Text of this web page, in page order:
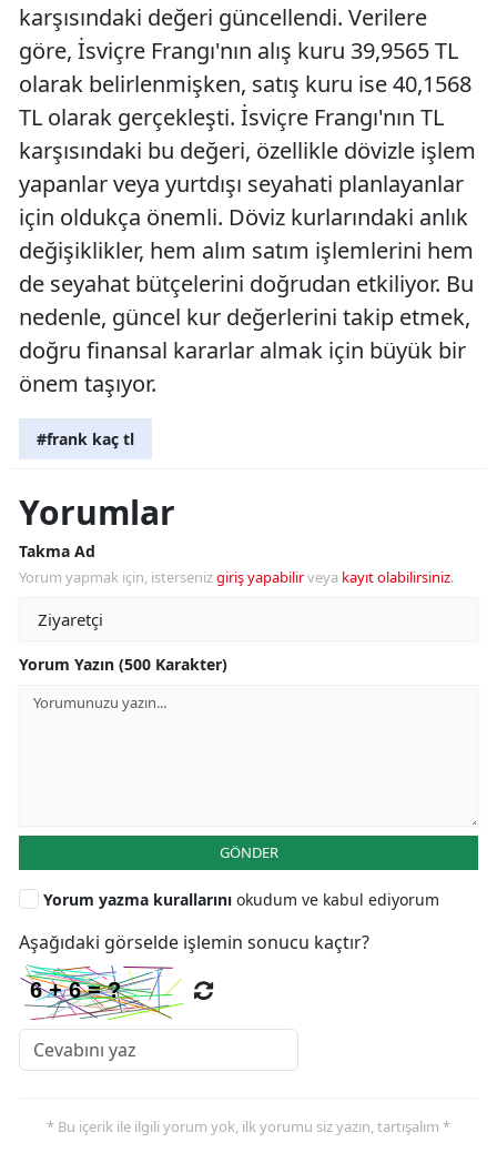
karşısındaki değeri güncellendi. Verilere
göre, İsviçre Frangı'nın alış kuru 39,9565 TL
olarak belirlenmişken, satış kuru ise 40,1568
TL olarak gerçekleşti. İsviçre Frangı'nın TL
karşısındaki bu değeri, özellikle dövizle işlem
yapanlar veya yurtdışı seyahati planlayanlar
için oldukça önemli. Döviz kurlarındaki anlık
değişiklikler, hem alım satım işlemlerini hem
de seyahat bütçelerini doğrudan etkiliyor. Bu
nedenle, güncel kur değerlerini takip etmek,
doğru finansal kararlar almak için büyük bir
önem taşıyor.
#frank kaç tl
Yorumlar
Takma Ad
Yorum yapmak için, istersenizgiriş yapabilirveya kayıt olabilirsiniz.
Yorum Yazın (500 Karakter)
GÖNDER
Yorum yazma kurallarını okudum ve kabul ediyorum
Aşağıdaki görselde işlemin sonucu kaçtır?
* Bu içerik ile ilgili yorum yok, ilk yorumu siz yazın, tartışalım *